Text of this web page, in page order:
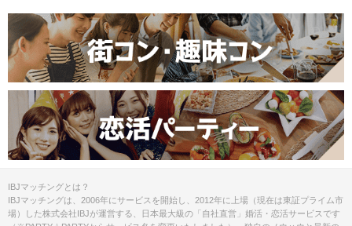
IBJマッチングとは？
IBJマッチングは、2006年にサービスを開始し、2012年に上場（現在は東証プライム市
場）した株式会社IBJが運営する、日本最大級の「自社直営」婚活・恋活サービスです